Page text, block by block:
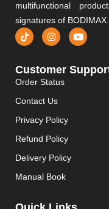
multifunctional
signatures of BODIMAX.
Customer
Order Status
Contact Us
Privacy Policy
Refund Policy
Delivery Policy
Manual Book